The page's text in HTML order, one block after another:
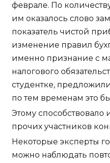
феврале. По
им оказалось слово
показатель чистой
изменение правил
именно признание с
налогового
студентке,
по тем временам это
Этому способствовало
прочих участников
Некоторые эксперты
можно наблюдать